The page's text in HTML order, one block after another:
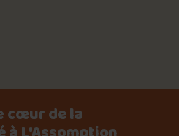
cœur de la